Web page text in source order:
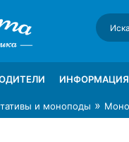
Foto-
foto-gamma.ru
ИНФОРМАЦИЯ
и моноподы »